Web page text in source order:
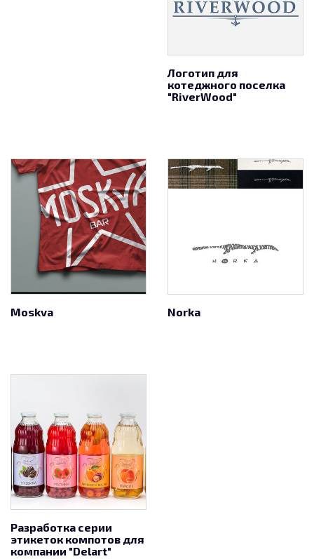
Логотип для
котеджного поселка
"RiverWood"
Moskva Norka
Разработка серии
этикеток компотов для
компании "Delart"